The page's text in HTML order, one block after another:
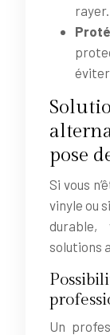
rayer.
éviter
pose
Si vous
vinyle ou
solutions
Un